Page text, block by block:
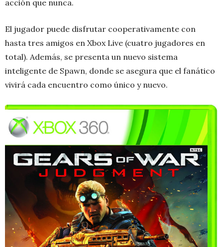
acción que nunca.
El jugador puede disfrutar cooperativamente con
hasta tres amigos en Xbox Live (cuatro jugadores en
total). Además, se presenta un nuevo sistema
inteligente de Spawn, donde se asegura que el fanático
vivirá cada encuentro como único y nuevo.